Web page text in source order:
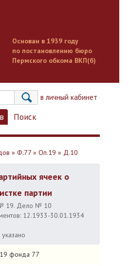
Основан в 1939 году
по постановлению бюро
Пермского обкома ВКП(б)
Вход в личный кабинет
Поиск
» Ф.77 » Оп.19 » Д.10
ячеек о
партии
19. Дело № 10
12.1933-30.01.1934
фонда 77